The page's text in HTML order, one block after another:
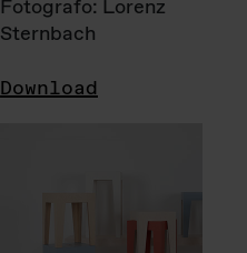
Fotografo: Lorenz
Sternbach
Download